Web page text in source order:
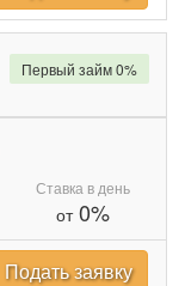
Ставка в день
от0%
Первый займ 0%
Подать заявку